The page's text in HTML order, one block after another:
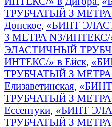
ТРУБЧАТЫЙ З МЕТРА
Донское, «БИНТ
З МЕТРА N3/ИНТЕКС/
ЭЛАСТИЧНЫЙ
ИНТЕКС/» в Ейск,
ТРУБЧАТЫЙ З МЕТРА
Елизаветинская,
ТРУБЧАТЫЙ З МЕТРА
Ессентуки, «БИНТ
ТРУБЧАТЫЙ З МЕТРА